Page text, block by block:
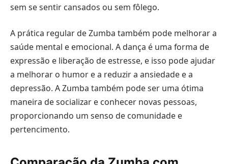
sem se sentir cansados ou sem fôlego.
A prática regular de Zumba também pode melhorar a
saúde mental e emocional. A dança é uma forma de
expressão e liberação de estresse, e isso pode ajudar
a melhorar o humor e a reduzir a ansiedade e a
depressão. A Zumba também pode ser uma ótima
maneira de socializar e conhecer novas pessoas,
proporcionando um senso de comunidade e
pertencimento.